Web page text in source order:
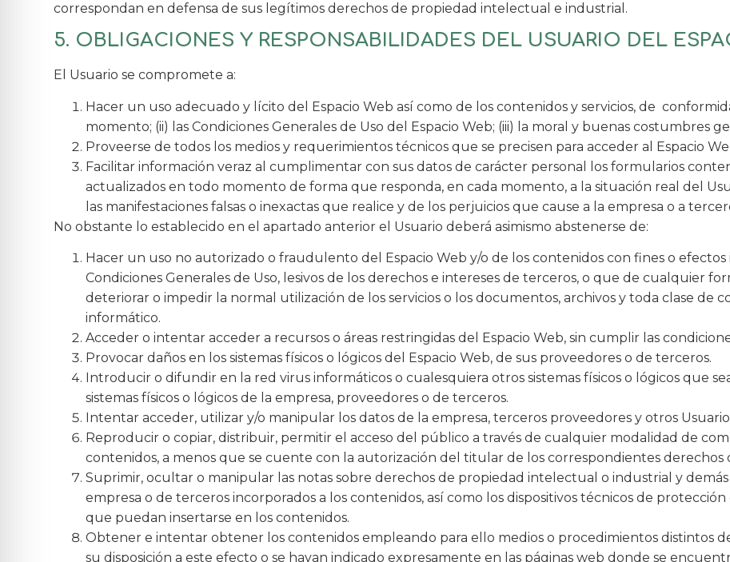
correspondan en defensa de sus legítimos derechos de propiedad intelectual e industrial.
5. OBLIGACIONES Y RESPONSABILIDADES DEL USUARIO DEL
El Usuario se compromete a:
Hacer un uso adecuado y lícito del Espacio Web así como de los contenidos y servicios, de
momento; (ii) las Condiciones Generales de Uso del Espacio Web; (iii) la moral y buenas costumbres
Proveerse de todos los medios y requerimientos técnicos que se precisen para acceder al Espacio
Facilitar información veraz al cumplimentar con sus datos de carácter personal los formularios
actualizados en todo momento de forma que responda, en cada momento, a la situación real del
las manifestaciones falsas o inexactas que realice y de los perjuicios que cause a la empresa o a
No obstante lo establecido en el apartado anterior el Usuario deberá asimismo abstenerse de:
Hacer un uso no autorizado o fraudulento del Espacio Web y/o de los contenidos con fines o
Condiciones Generales de Uso, lesivos de los derechos e intereses de terceros, o que de cualquier
deteriorar o impedir la normal utilización de los servicios o los documentos, archivos y toda clase de
informático.
Acceder o intentar acceder a recursos o áreas restringidas del Espacio Web, sin cumplir las
Provocar daños en los sistemas físicos o lógicos del Espacio Web, de sus proveedores o de terceros.
Introducir o difundir en la red virus informáticos o cualesquiera otros sistemas físicos o lógicos que
sistemas físicos o lógicos de la empresa, proveedores o de terceros.
Intentar acceder, utilizar y/o manipular los datos de la empresa, terceros proveedores y otros
Reproducir o copiar, distribuir, permitir el acceso del público a través de cualquier modalidad de
contenidos, a menos que se cuente con la autorización del titular de los correspondientes
Suprimir, ocultar o manipular las notas sobre derechos de propiedad intelectual o industrial y
empresa o de terceros incorporados a los contenidos, así como los dispositivos técnicos de
que puedan insertarse en los contenidos.
Obtener e intentar obtener los contenidos empleando para ello medios o procedimientos distintos
su disposición a este efecto o se hayan indicado expresamente en las páginas web donde se